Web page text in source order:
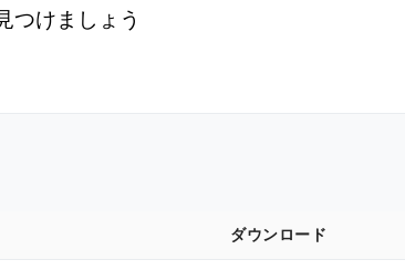
つけましょう
ダウンロード